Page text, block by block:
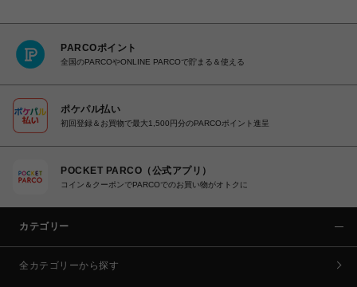
PARCOポイント
全国のPARCOやONLINE PARCOで貯まる＆使える
ポケパル払い
初回登録＆お買物で最大1,500円分のPARCOポイント進呈
POCKET PARCO（公式アプリ）
コイン＆クーポンでPARCOでのお買い物がオトクに
カテゴリー
全カテゴリーから探す